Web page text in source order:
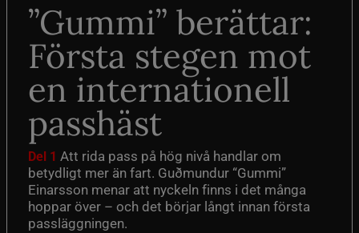
”Gummi” berättar:
Första stegen mot
en internationell
passhäst
Del 1 Att rida pass på hög nivå handlar om
betydligt mer än fart. Guðmundur “Gummi”
Einarsson menar att nyckeln finns i det många
hoppar över – och det börjar långt innan första
passläggningen.